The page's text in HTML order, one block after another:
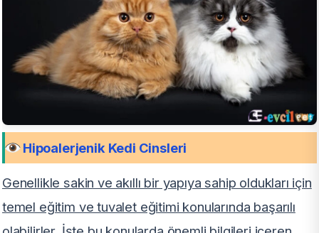
Hipoalerjenik Kedi Cinsleri
Genellikle sakin ve akıllı bir yapıya sahip oldukları için
temel eğitim ve tuvalet eğitimi konularında başarılı